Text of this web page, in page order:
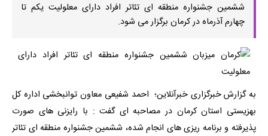
ششمین جشنواره منطقه ای تئاتر افراد دارای معلولیت یکم تا
چهارم آذرماه در کرمان برگزار می شود.
به گزارش خبرگزاری خبرآنلاین؛ احمد شفیعی معاون توانبخشی اداره کل
بهزیستی استان کرمان در مصاحبه ای گفت : با رایزنی های صورت
پذیرفته و برنامه ریزی های انجام شده، ششمین جشنواره منطقه ای تئاتر